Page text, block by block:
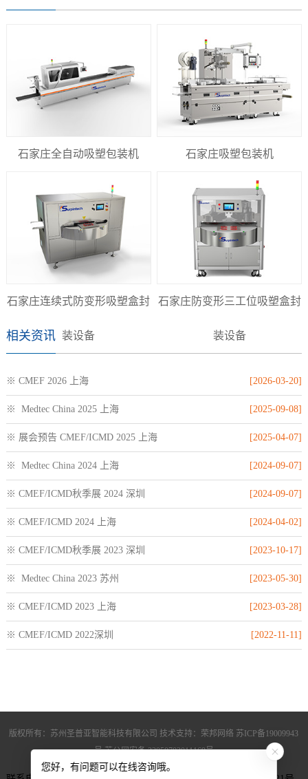
石家庄全自动吸塑包装机 石家庄吸塑包装机
石家庄连续式防变形吸塑盒封
装设备
石家庄防变形三工位吸塑盒封
装设备
相关资讯
※ CMEF 2026 上海 [2026-03-20]
※ Medtec China 2025 上海 [2025-09-08]
※ 展会预告 CMEF/ICMD 2025 上海 [2025-04-07]
※ Medtec China 2024 上海 [2024-09-07]
※ CMEF/ICMD秋季展 2024 深圳 [2024-09-07]
※ CMEF/ICMD 2024 上海 [2024-04-02]
※ CMEF/ICMD秋季展 2023 深圳 [2023-10-17]
※ Medtec China 2023 苏州 [2023-05-30]
※ CMEF/ICMD 2023 上海 [2023-03-28]
※ CMEF/ICMD 2022深圳 [2022-11-11]
版权所有：苏州圣普亚智能科技有限公司 技术支持：荣邦网络 苏ICP备19009943
号 苏公网安备 32050702011169号
您好，有问题可以在线咨询哦。